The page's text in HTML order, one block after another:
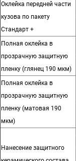
Оклейка передней части
кузова по пакету
Стандарт +
Полная оклейка в
прозрачную защитную
пленку (глянец 190 мкм)
Полная оклейка в
прозрачную защитную
пленку (матовая 190
мкм)
Нанесение защитного